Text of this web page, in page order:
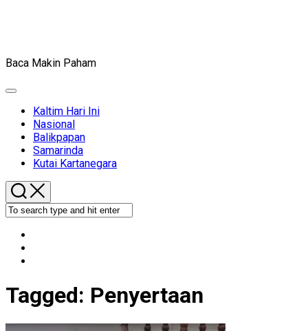
Baca Makin Paham
Expand
Kaltim Hari Ini
Nasional
Balikpapan
Samarinda
Kutai Kartanegara
Tagged: Penyertaan